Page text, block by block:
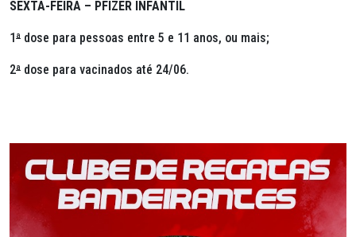
SEXTA-FEIRA – PFIZER INFANTIL
1ª dose para pessoas entre 5 e 11 anos, ou mais;
2ª dose para vacinados até 24/06.